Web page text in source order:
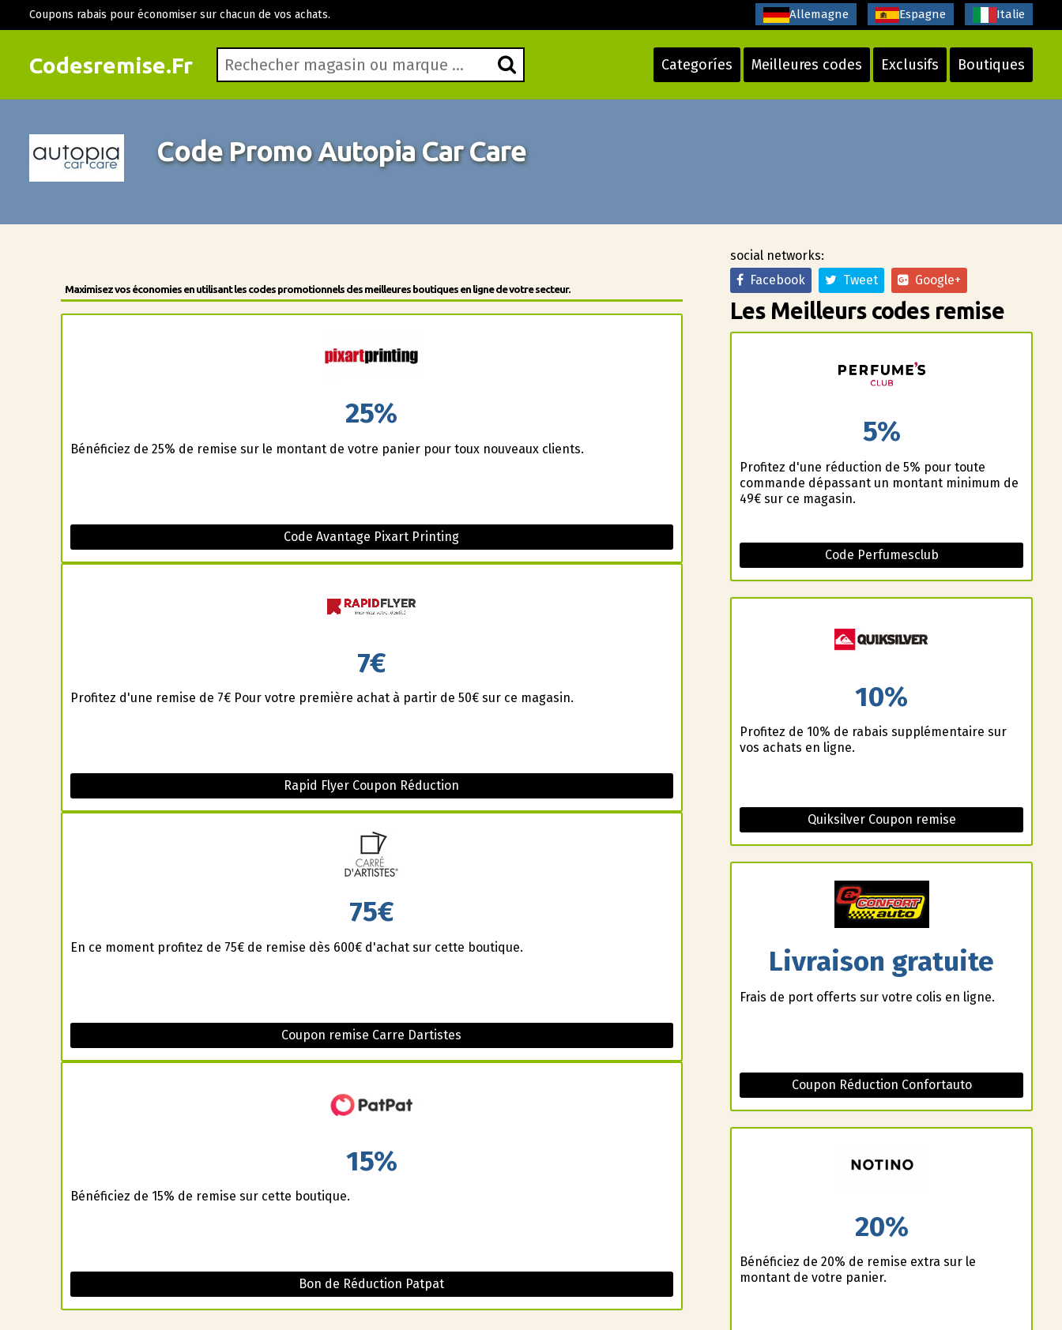
Codesremise.Fr Categoríes Meilleures codes Exclusifs Boutiques
Coupons rabais pour économiser sur chacun de vos achats. Allemagne Espagne Italie
Code Promo Autopia Car Care
Maximisez vos économies en utilisant les codes promotionnels des meilleures boutiques en ligne de votre secteur.
25%
Bénéficiez de 25% de remise sur le montant de votre panier pour toux nouveaux clients.
Code Avantage Pixart Printing
7€
Profitez d'une remise de 7€ Pour votre première achat à partir de 50€ sur ce magasin.
Rapid Flyer Coupon Réduction
75€
En ce moment profitez de 75€ de remise dès 600€ d'achat sur cette boutique.
Coupon remise Carre Dartistes
15%
Bénéficiez de 15% de remise sur cette boutique.
Bon de Réduction Patpat
social networks:
Facebook
Tweet Google+
Les Meilleurs codes remise
5%
Profitez d'une réduction de 5% pour toute
commande dépassant un montant minimum de
49€ sur ce magasin.
Code Perfumesclub
10%
Profitez de 10% de rabais supplémentaire sur
vos achats en ligne.
Quiksilver Coupon remise
Livraison gratuite
Frais de port offerts sur votre colis en ligne.
Coupon Réduction Confortauto
20%
Bénéficiez de 20% de remise extra sur le
montant de votre panier.